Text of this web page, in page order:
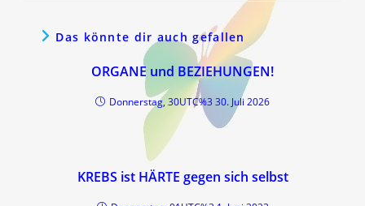
Das könnte dir auch gefallen
ORGANE und BEZIEHUNGEN!
Donnerstag, 30UTC%3 30. Juli 2026
KREBS ist HÄRTE gegen sich selbst